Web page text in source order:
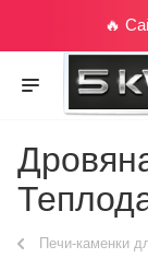
🔥
Печи-каменки